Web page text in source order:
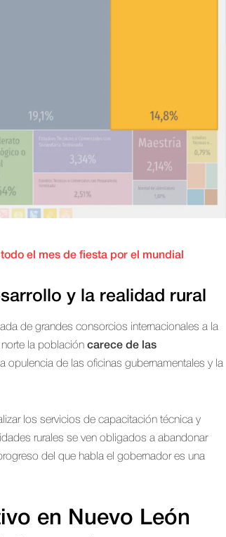
el mes de fiesta por el mundial
y la realidad rural
de grandes consorcios internacionales a la
la población carece de las
opulencia de las oficinas gubernamentales y la
los servicios de capacitación técnica y
rurales se ven obligados a abandonar
del que habla el gobernador es una
en Nuevo León